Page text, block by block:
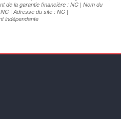
de la garantie financière : NC | Nom du
| Adresse du site : NC |
indépendante